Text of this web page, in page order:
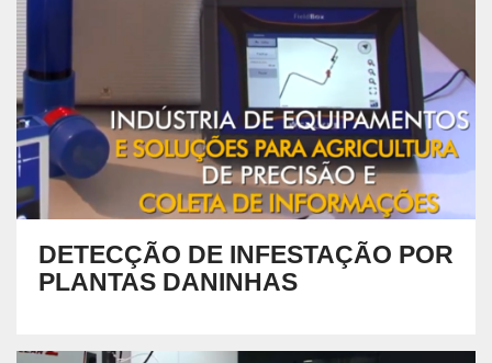
DETECÇÃO DE INFESTAÇÃO POR
PLANTAS DANINHAS